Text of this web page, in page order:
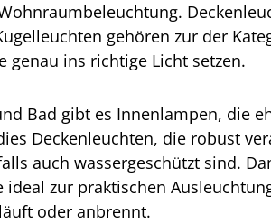
gehören zur der
genau ins richtige Licht setzen.
Bad gibt es Innenlampen, die
Deckenleuchten, die robust
auch wassergeschützt sind.
ideal zur praktischen
oder anbrennt.